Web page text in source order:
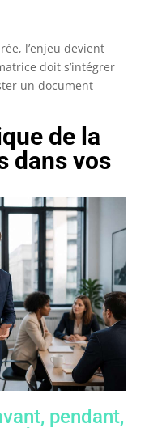
l’enjeu devient
doit s’intégrer
un document
de la
dans vos
pendant,